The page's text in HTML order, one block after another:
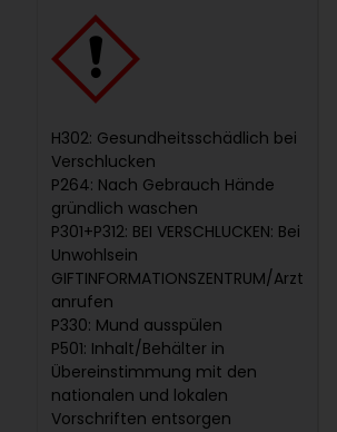
H302: Gesundheitsschädlich bei
Verschlucken
P264: Nach Gebrauch Hände
gründlich waschen
P301+P312: BEI VERSCHLUCKEN: Bei
Unwohlsein
GIFTINFORMATIONSZENTRUM/Arzt
anrufen
P330: Mund ausspülen
P501: Inhalt/Behälter in
Übereinstimmung mit den
nationalen und lokalen
Vorschriften entsorgen